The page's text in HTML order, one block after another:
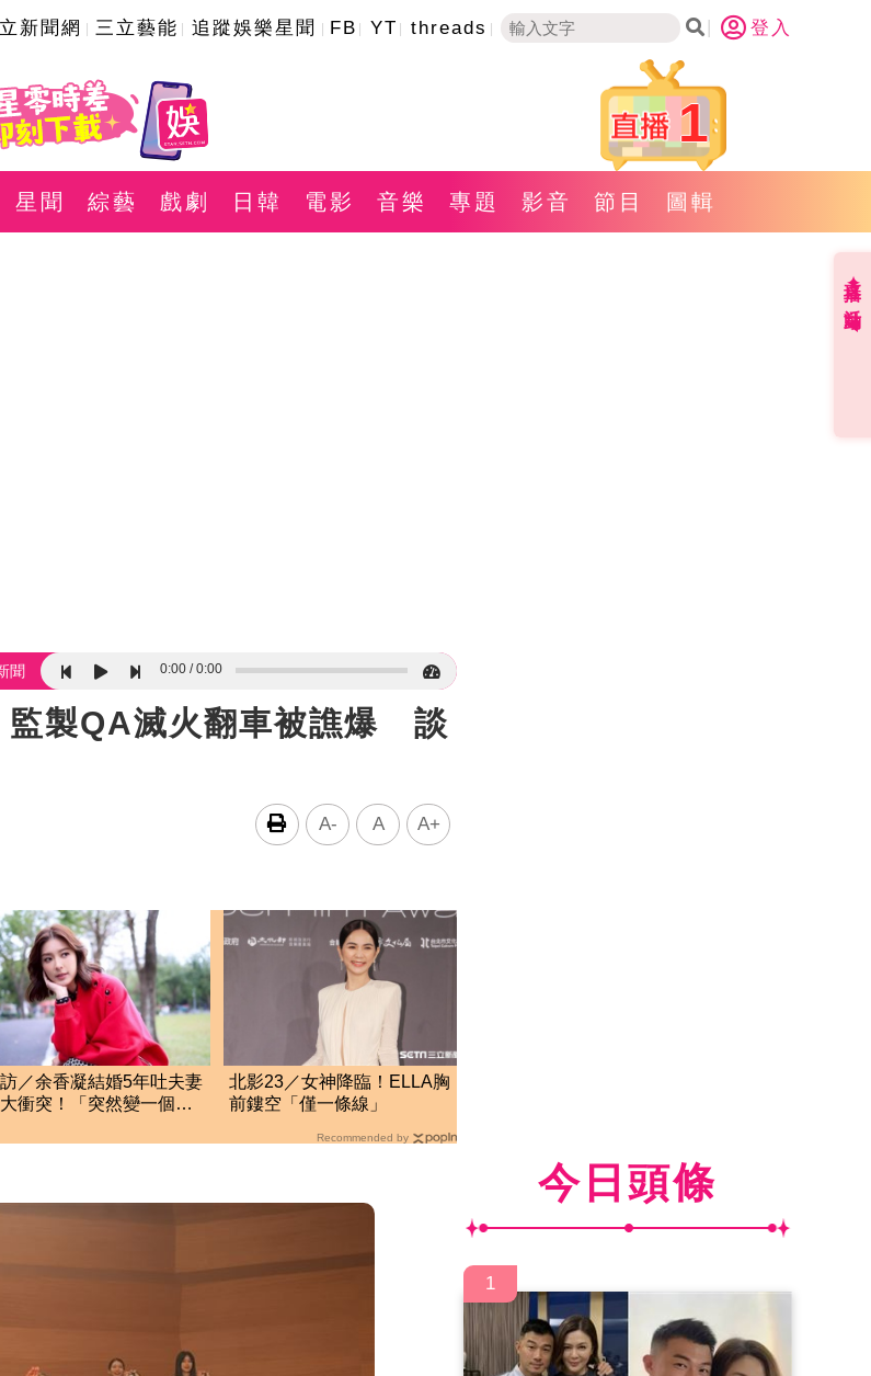
新聞網 三立藝能 追蹤娛樂星聞 FB YT threads 登入
1
星聞 綜藝 戲劇 日韓 電影 音樂 專題 影音 節目 圖輯
聞 0:00 0:00
監製QA滅火翻車被譙爆 談
A- A A+
／余香凝結婚5年吐夫妻
衝突！「突然變一個
北影23／女神降臨！ELLA胸
前鏤空「僅一條線」
Recommended by
今日頭條
1
直播✦活動